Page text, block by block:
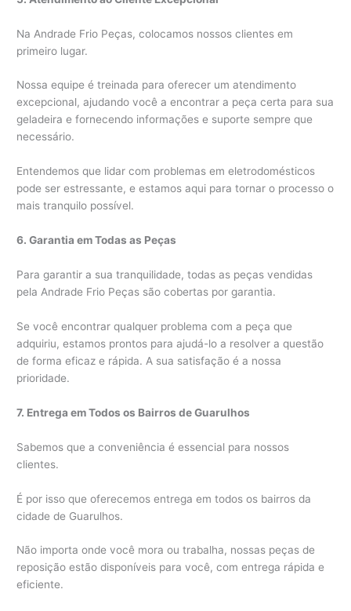
Na Andrade Frio Peças, colocamos nossos clientes em
primeiro lugar.
Nossa equipe é treinada para oferecer um atendimento
excepcional, ajudando você a encontrar a peça certa para sua
geladeira e fornecendo informações e suporte sempre que
necessário.
Entendemos que lidar com problemas em eletrodomésticos
pode ser estressante, e estamos aqui para tornar o processo o
mais tranquilo possível.
6. Garantia em Todas as Peças
Para garantir a sua tranquilidade, todas as peças vendidas
pela Andrade Frio Peças são cobertas por garantia.
Se você encontrar qualquer problema com a peça que
adquiriu, estamos prontos para ajudá-lo a resolver a questão
de forma eficaz e rápida. A sua satisfação é a nossa
prioridade.
7. Entrega em Todos os Bairros de Guarulhos
Sabemos que a conveniência é essencial para nossos
clientes.
É por isso que oferecemos entrega em todos os bairros da
cidade de Guarulhos.
Não importa onde você mora ou trabalha, nossas peças de
reposição estão disponíveis para você, com entrega rápida e
eficiente.